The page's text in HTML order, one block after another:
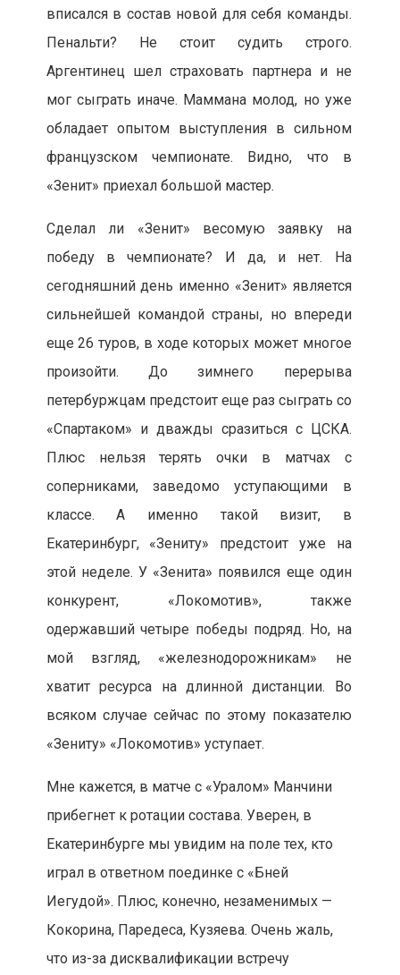
вписался в состав новой для себя команды.
Пенальти? Не стоит судить строго.
Аргентинец шел страховать партнера и не
мог сыграть иначе. Маммана молод, но уже
обладает опытом выступления в сильном
французском чемпионате. Видно, что в
«Зенит» приехал большой мастер.
Сделал ли «Зенит» весомую заявку на
победу в чемпионате? И да, и нет. На
сегодняшний день именно «Зенит» является
сильнейшей командой страны, но впереди
еще 26 туров, в ходе которых может многое
произойти. До зимнего перерыва
петербуржцам предстоит еще раз сыграть со
«Спартаком» и дважды сразиться с ЦСКА.
Плюс нельзя терять очки в матчах с
соперниками, заведомо уступающими в
классе. А именно такой визит, в
Екатеринбург, «Зениту» предстоит уже на
этой неделе. У «Зенита» появился еще один
конкурент, «Локомотив», также
одержавший четыре победы подряд. Но, на
мой взгляд, «железнодорожникам» не
хватит ресурса на длинной дистанции. Во
всяком случае сейчас по этому показателю
«Зениту» «Локомотив» уступает.
Мне кажется, в матче с «Уралом» Манчини
прибегнет к ротации состава. Уверен, в
Екатеринбурге мы увидим на поле тех, кто
играл в ответном поединке с «Бней
Иегудой». Плюс, конечно, незаменимых —
Кокорина, Паредеса, Кузяева. Очень жаль,
что из-за дисквалификации встречу